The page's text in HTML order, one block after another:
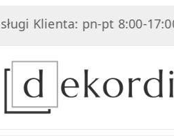
Klienta: pn-pt 8:00-17:00,